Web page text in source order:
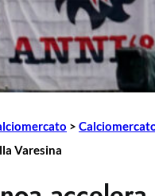
>
Varesina